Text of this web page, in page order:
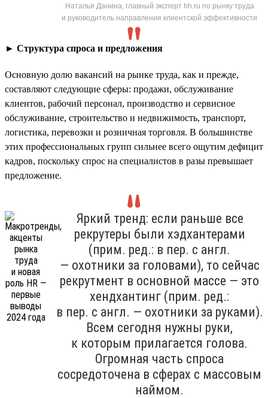
Наталья Данина, главный эксперт hh.ru по рынку труда
и руководитель направления клиентской эффективности
► Структура спроса и предложения
Основную долю вакансий на рынке труда, как и прежде,
составляют следующие сферы: продажи, обслуживание
клиентов, рабочий персонал, производство и сервисное
обслуживание, строительство и недвижимость, транспорт,
логистика, перевозки и розничная торговля. В большинстве
этих профессиональных групп сильнее всего ощутим дефицит
кадров, поскольку спрос на специалистов в разы превышает
предложение.
Яркий тренд: если раньше все
рекрутеры были хэдхантерами
(прим. ред.: в пер. с англ.
— охотники за головами), то сейчас
рекрутмент в основной массе — это
хендхантинг (прим. ред.:
в пер. с англ. — охотники за руками).
Всем сегодня нужны руки,
к которым прилагается голова.
Огромная часть спроса
сосредоточена в сферах с массовым
наймом.